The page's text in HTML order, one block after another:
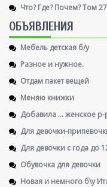
Что? Где? Почем? Том 27
ОБЪЯВЛЕНИЯ
Мебель детская б/у
Разное и нужное.
Отдам пакет вещей
Меняю книжки
Добавила ... женское
Для девочки-
Для девочки с года до
Обувочка для девочки
Новая и немного б\у